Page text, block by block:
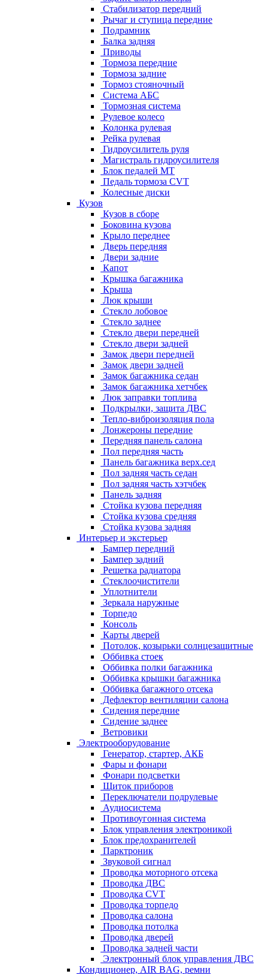
Стабилизатор передний
Рычаг и ступица передние
Подрамник
Балка задняя
Приводы
Тормоза передние
Тормоза задние
Тормоз стояночный
Система АБС
Тормозная система
Рулевое колесо
Колонка рулевая
Рейка рулевая
Гидроусилитель руля
Магистраль гидроусилителя
Блок педалей МТ
Педаль тормоза CVT
Колесные диски
Кузов
Кузов в сборе
Боковина кузова
Крыло переднее
Дверь передняя
Двери задние
Капот
Крышка багажника
Крыша
Люк крыши
Стекло лобовое
Стекло заднее
Стекло двери передней
Стекло двери задней
Замок двери передней
Замок двери задней
Замок багажника седан
Замок багажника хетчбек
Люк заправки топлива
Подкрылки, защита ДВС
Тепло-виброизоляция пола
Лонжероны передние
Передняя панель салона
Пол передняя часть
Панель багажника верх.сед
Пол задняя часть седан
Пол задняя часть хэтчбек
Панель задняя
Стойка кузова передняя
Стойка кузова средняя
Стойка кузова задняя
Интерьер и экстерьер
Бампер передний
Бампер задний
Решетка радиатора
Стеклоочистители
Уплотнители
Зеркала наружные
Торпедо
Консоль
Карты дверей
Потолок, козырьки солнцезащитные
Оббивка стоек
Оббивка полки багажника
Оббивка крышки багажника
Оббивка багажного отсека
Дефлектор вентиляции салона
Сидения передние
Сидение заднее
Ветровики
Электрооборудование
Генератор, стартер, АКБ
Фары и фонари
Фонари подсветки
Щиток приборов
Переключатели подрулевые
Аудиосистема
Противоугонная система
Блок управления электроникой
Блок предохранителей
Парктроник
Звуковой сигнал
Проводка моторного отсека
Проводка ДВС
Проводка CVT
Проводка торпедо
Проводка салона
Проводка потолка
Проводка дверей
Проводка задней части
Электронный блок управления ДВС
Кондиционер, AIR BAG, ремни